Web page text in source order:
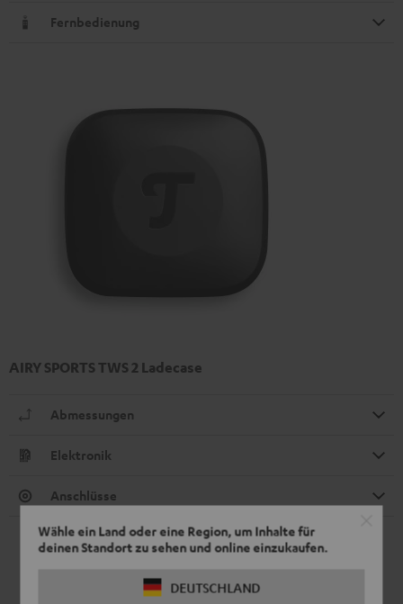
Wähle ein Land oder eine Region, um Inhalte für
deinen Standort zu sehen und online einzukaufen.
DEUTSCHLAND
Fernbedienung
AIRY SPORTS TWS 2 Ladecase
Abmessungen
Elektronik
Anschlüsse